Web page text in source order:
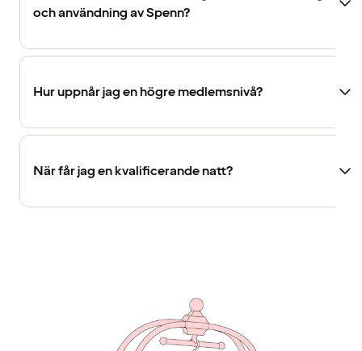
och användning av Spenn?
Hur uppnår jag en högre medlemsnivå?
När får jag en kvalificerande natt?